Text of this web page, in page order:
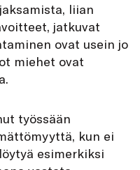
liian
jatkuvat
ovat usein jo
miehet ovat
työssään
kun ei
esimerkiksi